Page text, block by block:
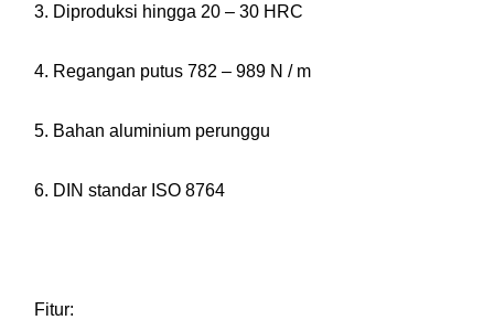
3. Diproduksi hingga 20 – 30 HRC
4. Regangan putus 782 – 989 N / m
5. Bahan aluminium perunggu
6. DIN standar ISO 8764
Fitur: